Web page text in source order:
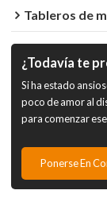
Tableros de
¿Todavía te
Si ha estado
poco de amor al
para comenzar
Ponerse En